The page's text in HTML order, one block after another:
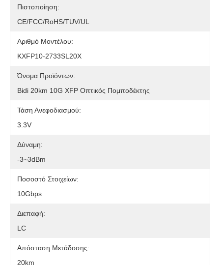
Πιστοποίηση:
CE/FCC/RoHS/TUV/UL
Αριθμό Μοντέλου:
KXFP10-2733SL20X
Όνομα Προϊόντων:
Bidi 20km 10G XFP Οπτικός Πομποδέκτης
Τάση Ανεφοδιασμού:
3.3V
Δύναμη:
-3~3dBm
Ποσοστό Στοιχείων:
10Gbps
Διεπαφή:
LC
Απόσταση Μετάδοσης:
20km